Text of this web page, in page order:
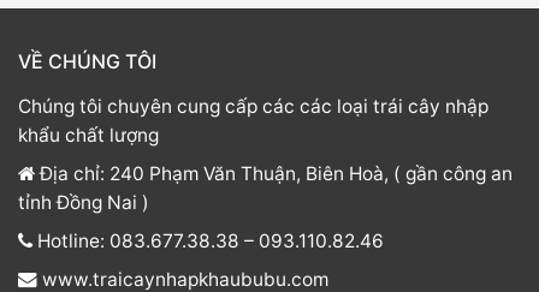
VỀ CHÚNG TÔI
Chúng tôi chuyên cung cấp các các loại trái cây nhập
khẩu chất lượng
Địa chỉ: 240 Phạm Văn Thuận, Biên Hoà, ( gần công an
tỉnh Đồng Nai )
Hotline: 083.677.38.38 – 093.110.82.46
www.traicaynhapkhaububu.com